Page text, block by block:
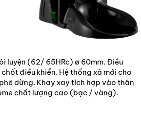
luyện (62/ 65HRc) ø 60mm. Điều
điều khiển. Hệ thống xả mới cho
dừng. Khay xay tích hợp vào thân
chất lượng cao (bạc / vàng).